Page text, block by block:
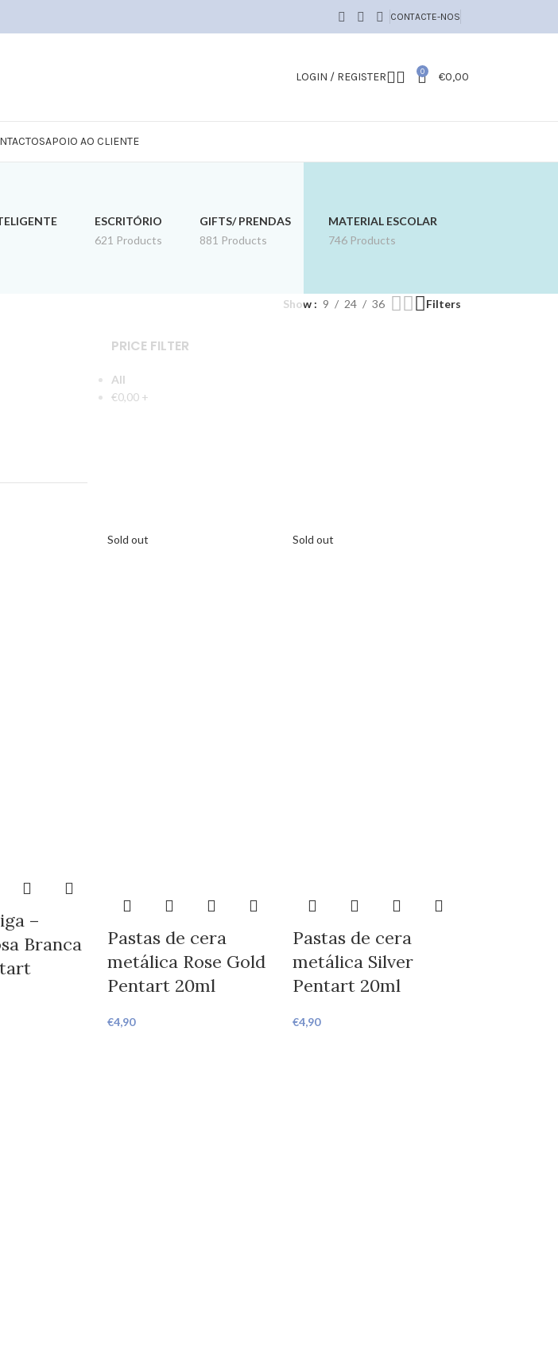
CONTACTE-NOS
LOGIN / REGISTER 0 €0,00
APOIO AO CLIENTE
ESCRITÓRIO
621 Products
GIFTS/ PRENDAS
881 Products
MATERIAL ESCOLAR
746 Products
Show 9 24 36 Filters
PRICE FILTER
All
€0,00 +
–
Branca
Sold out
Pastas de cera
metálica Rose Gold
Pentart 20ml
€4,90
Sold out
Pastas de cera
metálica Silver
Pentart 20ml
€4,90